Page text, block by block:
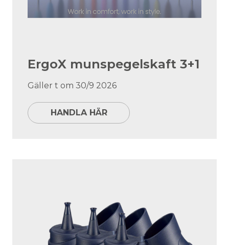
ErgoX munspegelskaft 3+1
Gäller t om 30/9 2026
HANDLA HÄR